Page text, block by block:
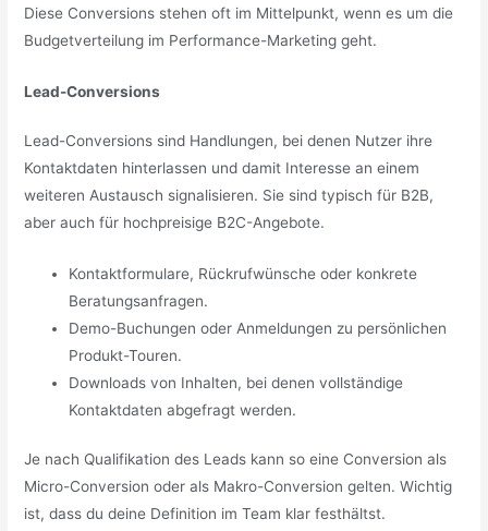
Diese Conversions stehen oft im Mittelpunkt, wenn es um die
Budgetverteilung im Performance-Marketing geht.
Lead-Conversions
Lead-Conversions sind Handlungen, bei denen Nutzer ihre
Kontaktdaten hinterlassen und damit Interesse an einem
weiteren Austausch signalisieren. Sie sind typisch für B2B,
aber auch für hochpreisige B2C-Angebote.
Kontaktformulare, Rückrufwünsche oder konkrete
Beratungsanfragen.
Demo-Buchungen oder Anmeldungen zu persönlichen
Produkt-Touren.
Downloads von Inhalten, bei denen vollständige
Kontaktdaten abgefragt werden.
Je nach Qualifikation des Leads kann so eine Conversion als
Micro-Conversion oder als Makro-Conversion gelten. Wichtig
ist, dass du deine Definition im Team klar festhältst.